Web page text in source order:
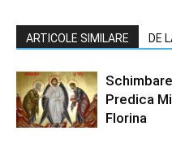
ARTICOLE SIMILARE DE
Predica
Florina